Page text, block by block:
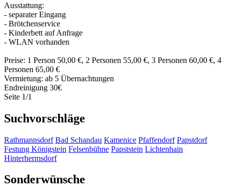
Ausstattung:
- separater Eingang
- Brötchenservice
- Kinderbett auf Anfrage
- WLAN vorhanden
Preise: 1 Person 50,00 €, 2 Personen 55,00 €, 3 Personen 60,00 €, 4
Personen 65,00 €
Vermietung: ab 5 Übernachtungen
Endreinigung 30€
Seite 1/1
Suchvorschläge
Rathmannsdorf Bad Schandau Kamenice Pfaffendorf Papstdorf
Festung Königstein Felsenbühne Papststein Lichtenhain
Hinterhermsdorf
Sonderwünsche